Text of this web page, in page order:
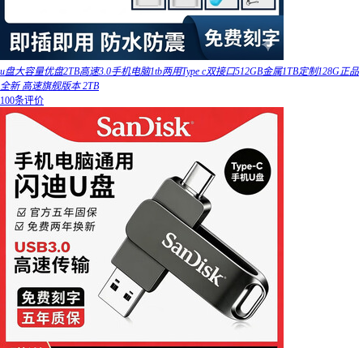
u盘大容量优盘2TB高速3.0手机电脑1tb两用Type c双接口512GB金属1TB定制128G正品
全新 高速旗舰版本 2TB
100条评价